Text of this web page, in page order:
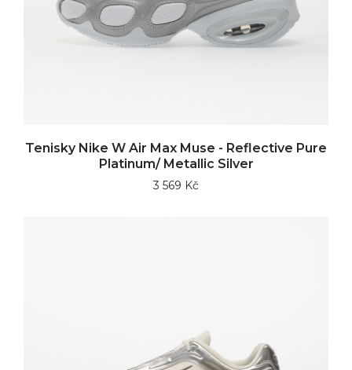
Tenisky Nike W Air Max Muse - Reflective Pure
Platinum/ Metallic Silver
3 569 Kč